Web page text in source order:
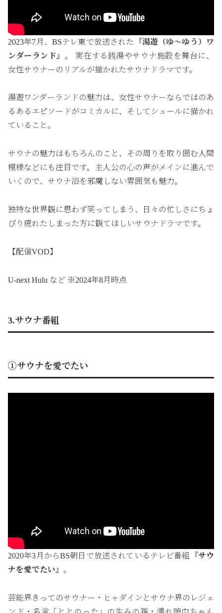
2023年7月、BSテレ東で放送された
『湯遊（ゆ〜ゆう）ワ
ンダーランド』 。 実在する銭湯やサウナ施設を舞台に、
女性サウナーのリアルが描かれたサウナドラマです。
湯遊ワンダーランドの魅力は、女性サウナーならではのあ
るあるエピソードがコミカルに、そしてシュールに描かれ
ていること。
サウナの魅力はもちろんのこと、その周りを取り囲む人間
模様などにも注目です。主人公の心の声がメインに進んで
いくので、サウナ浴を邪魔しない雰囲気も魅力。
独特な世界観に思わず笑ってしまう、日々の忙しさにちょ
ぴり疲れたしまった方に観てほしいサウナドラマです。
【配信VOD】
U-next Hulu など ※2024年8月時点
3.サウナ番組
①サウナを愛でたい
2020年3月からBS朝日で放送されているテレビ番組
『サウ
ナを愛でたい』 。
芸能界きってのサウナー・ヒャダインとサウナ界のレジェ